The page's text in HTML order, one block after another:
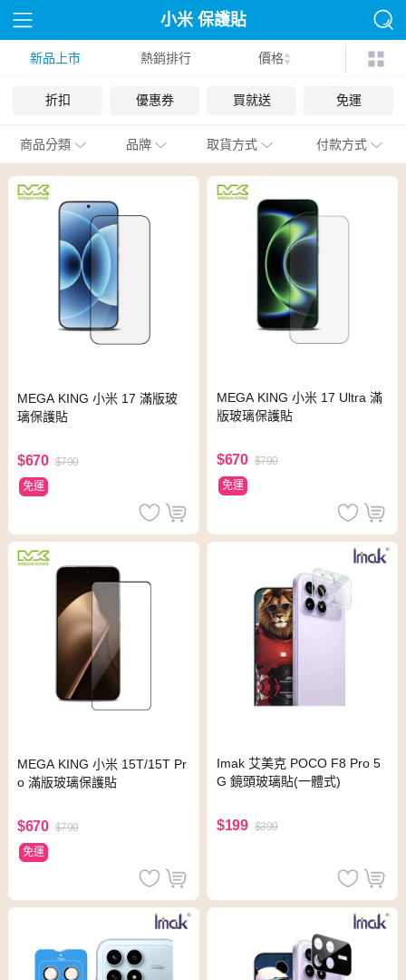
小米 保護貼
新品上市 熱銷排行 價格
折扣 優惠券 買就送 免運
商品分類 品牌 取貨方式 付款方式
MEGA KING 小米 17 滿版玻
璃保護貼
$670 $790
免運
MEGA KING 小米 17 Ultra 滿
版玻璃保護貼
$670 $790
免運
MEGA KING 小米 15T/15T Pr
o 滿版玻璃保護貼
$670 $790
免運
Imak 艾美克 POCO F8 Pro 5
G 鏡頭玻璃貼(一體式)
$199 $399